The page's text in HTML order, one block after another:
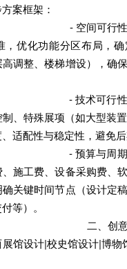
案框架：
- 空间可行
，优化功能分区布局，
高调整、楼梯增设），确
- 技术可行
、特殊展项（如大型装
适配性与稳定性，避免后
- 预算与周
施工费、设备采购费、
关键时间节点（设计定
等）。
二、创
展馆设计|校史馆设计|博